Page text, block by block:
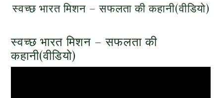
स्वच्छ भारत मिशन – सफलता की कहानी(वीडियो)
स्वच्छ भारत मिशन – सफलता की
कहानी(वीडियो)